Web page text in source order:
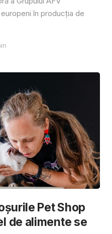
în producția de
Pet Shop
de alimente se